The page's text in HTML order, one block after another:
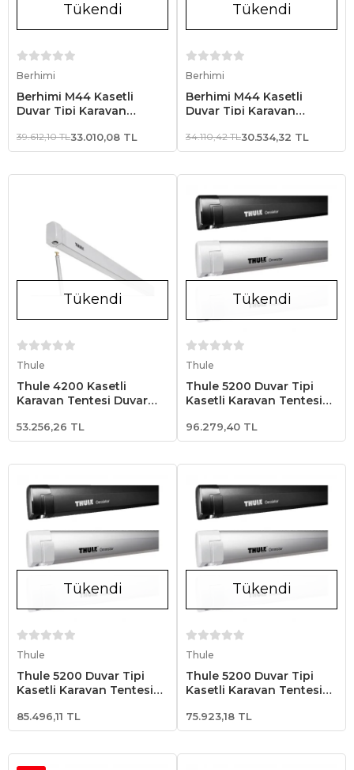
Tükendi
Berhimi
Berhimi M44 Kasetli
Duvar Tipi Karavan
Kasa
39.612,10 TL33.010,08 TL
Tükendi
Berhimi
Berhimi M44 Kasetli
Duvar Tipi Karavan
Kasa
34.110,42 TL30.534,32 TL
Tükendi
Thule
Thule 4200 Kasetli
Karavan Tentesi Duvar
53.256,26 TL
Tükendi
Thule
Thule 5200 Duvar Tipi
Kasetli Karavan Tentesi
96.279,40 TL
Tükendi
Thule
Thule 5200 Duvar Tipi
Kasetli Karavan Tentesi
85.496,11 TL
Tükendi
Thule
Thule 5200 Duvar Tipi
Kasetli Karavan Tentesi
75.923,18 TL